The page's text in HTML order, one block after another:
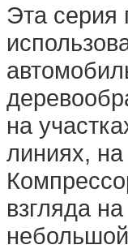
Эта серия
на
линиях, на
взгляда